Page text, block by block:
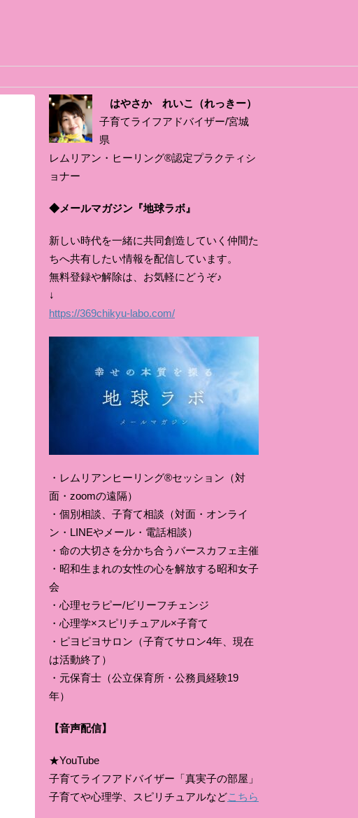
はやさか れいこ（れっきー）
子育てライフアドバイザー/宮城
県
レムリアン・ヒーリング®認定プラクティシ
ョナー
◆メールマガジン『地球ラボ』
新しい時代を一緒に共同創造していく仲間た
ちへ共有したい情報を配信しています。
無料登録や解除は、お気軽にどうぞ♪
↓
https://369chikyu-labo.com/
・レムリアンヒーリング®セッション（対
面・zoomの遠隔）
・個別相談、子育て相談（対面・オンライ
ン・LINEやメール・電話相談）
・命の大切さを分かち合うバースカフェ主催
・昭和生まれの女性の心を解放する昭和女子
会
・心理セラピー/ビリーフチェンジ
・心理学×スピリチュアル×子育て
・ピヨピヨサロン（子育てサロン4年、現在
は活動終了）
・元保育士（公立保育所・公務員経験19
年）
【音声配信】
★YouTube
子育てライフアドバイザー「真実子の部屋」
子育てや心理学、スピリチュアルなどこちら